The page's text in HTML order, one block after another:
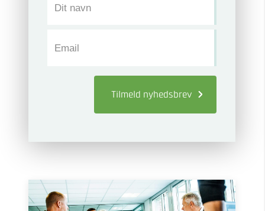
Dit navn
Email
Tilmeld nyhedsbrev